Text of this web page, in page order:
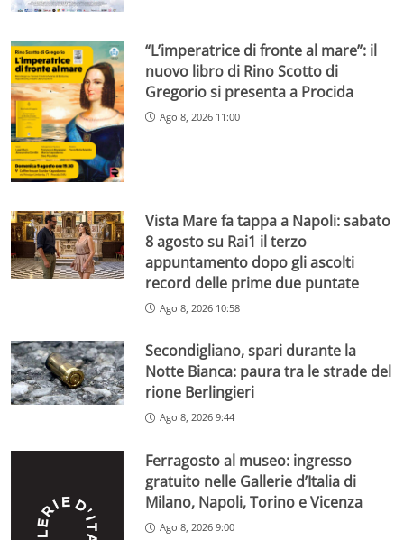
“L’imperatrice di fronte al mare”: il
nuovo libro di Rino Scotto di
Gregorio si presenta a Procida
Ago 8, 2026 11:00
Vista Mare fa tappa a Napoli: sabato
8 agosto su Rai1 il terzo
appuntamento dopo gli ascolti
record delle prime due puntate
Ago 8, 2026 10:58
Secondigliano, spari durante la
Notte Bianca: paura tra le strade del
rione Berlingieri
Ago 8, 2026 9:44
Ferragosto al museo: ingresso
gratuito nelle Gallerie d’Italia di
Milano, Napoli, Torino e Vicenza
Ago 8, 2026 9:00